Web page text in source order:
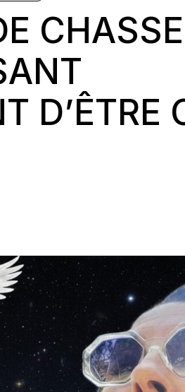
D’ÊTRE